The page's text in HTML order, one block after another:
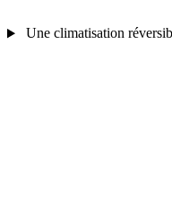
Une climatisation